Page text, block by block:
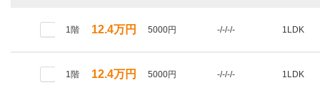
1階 12.4万円 5000円 -/-/-/- 1LDK
1階 12.4万円 5000円 -/-/-/- 1LDK